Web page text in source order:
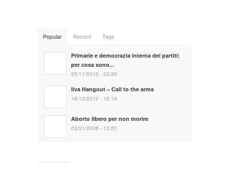
Popular Recent Tags
Primarie e democrazia interna dei partiti:
per cosa sono...
25/11/2012 - 22:26
Ilva Hangout – Call to the arms
18/12/2012 - 18:19
Aborto libero per non morire
03/01/2008 - 12:20